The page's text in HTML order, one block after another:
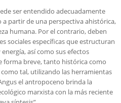
ser entendido adecuadamente
a partir de una perspectiva ahistórica,
humana. Por el contrario, deben
sociales específicas que estructuran
así como sus efectos
forma breve, tanto histórica como
tal, utilizando las herramientas
el antropoceno brinda la
marxista con la más reciente